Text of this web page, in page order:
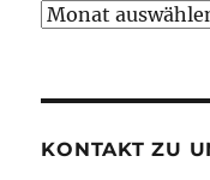
Neuigkeiten
KONTAKT ZU